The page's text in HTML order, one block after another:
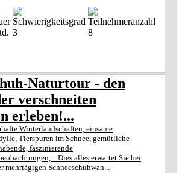
3 8
Naturtour - den
verschneiten
erleben!...
Winterlandschaften, einsame
Tierspuren im Schnee, gemütliche
faszinierende
Dies alles erwartet Sie bei
mehrtägigen Schneeschuhwan...